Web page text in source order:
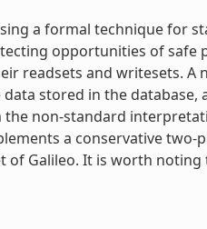
a formal technique for
opportunities of
readsets and writesets.
stored in the
non-standard
a conservative
of Galileo. It is worth